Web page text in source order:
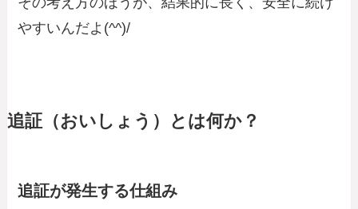
やすいんだよ(^^)/
追証（おいしょう）とは何か？
追証が発生する仕組み